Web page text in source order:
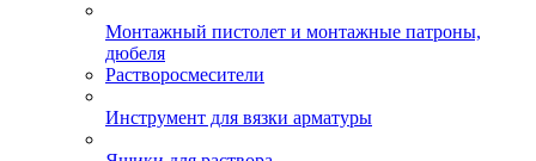
Монтажный пистолет и монтажные патроны,
дюбеля
Растворосмесители
Инструмент для вязки арматуры